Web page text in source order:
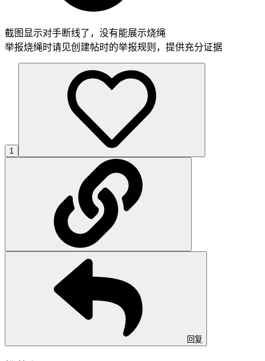
截图显示对手断线了，没有能展示烧绳
举报烧绳时请见创建帖时的举报规则，提供充分证据
1
回复